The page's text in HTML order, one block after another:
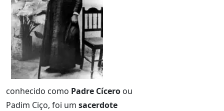
conhecido como Padre Cícero ou
Padim Ciço, foi um sacerdote